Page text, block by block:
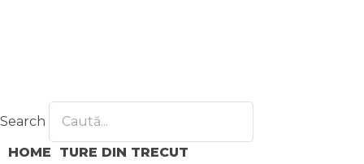
Search
HOME
TURE DIN TRECUT